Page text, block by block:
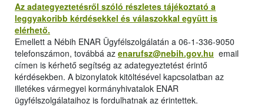
Az adategyeztetésről szóló részletes tájékoztató a
leggyakoribb kérdésekkel és válaszokkal együtt is
elérhető.
Emellett a Nébih ENAR Ügyfélszolgálatán a 06-1-336-9050
telefonszámon, továbbá az enarufsz@nebih.gov.hu email
címen is kérhető segítség az adategyeztetést érintő
kérdésekben. A bizonylatok kitöltésével kapcsolatban az
illetékes vármegyei kormányhivatalok ENAR
ügyfélszolgálataihoz is fordulhatnak az érintettek.